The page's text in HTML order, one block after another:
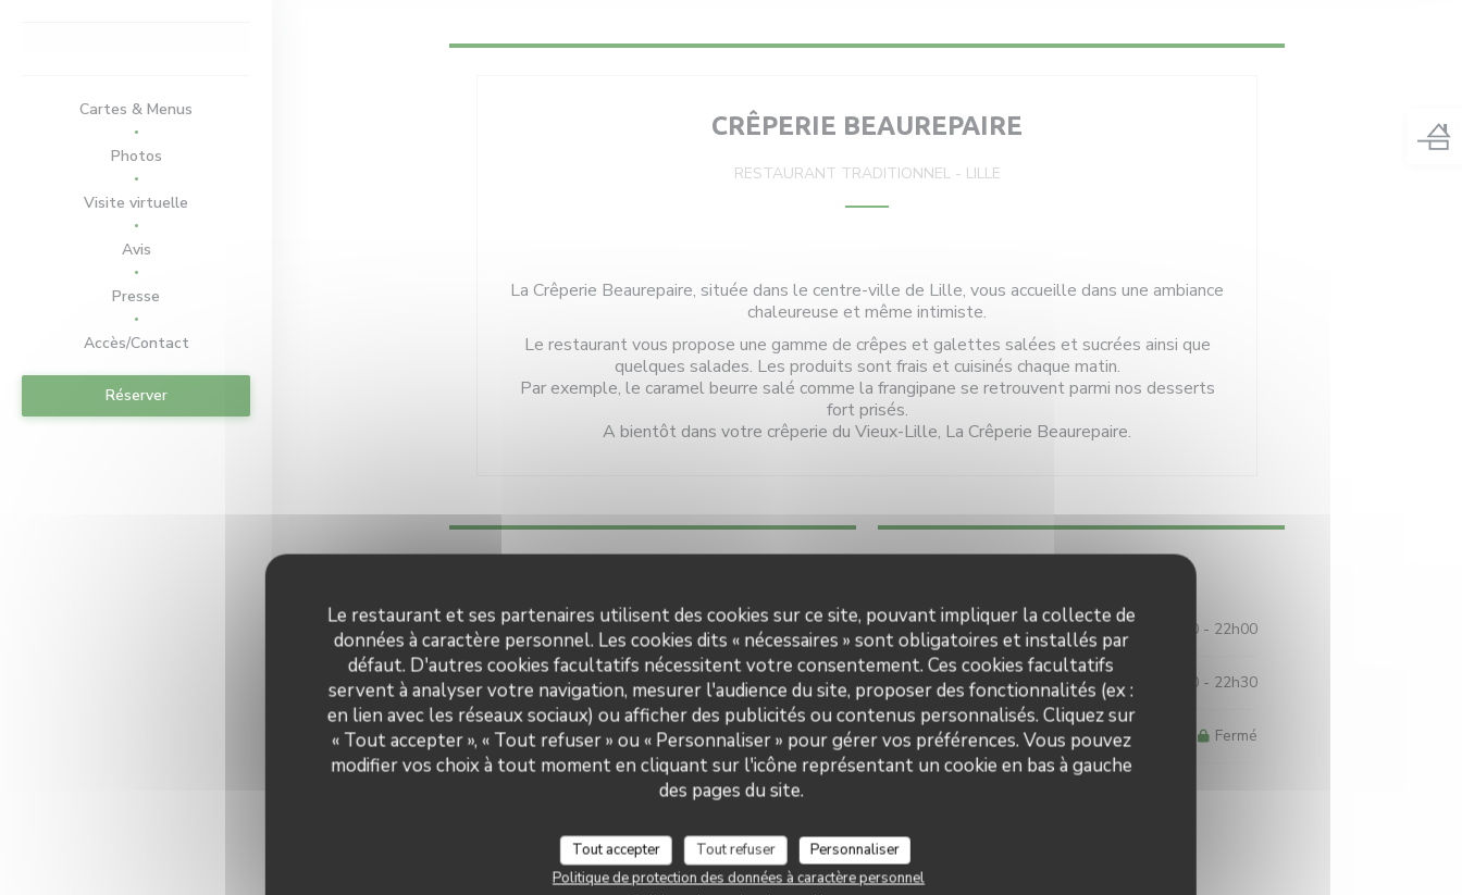
Le restaurant et ses partenaires utilisent des cookies sur ce site, pouvant impliquer la collecte de
données à caractère personnel. Les cookies dits « nécessaires » sont obligatoires et installés par
défaut. D'autres cookies facultatifs nécessitent votre consentement. Ces cookies facultatifs
servent à analyser votre navigation, mesurer l'audience du site, proposer des fonctionnalités (ex :
en lien avec les réseaux sociaux) ou afficher des publicités ou contenus personnalisés. Cliquez sur
« Tout accepter », « Tout refuser » ou « Personnaliser » pour gérer vos préférences. Vous pouvez
modifier vos choix à tout moment en cliquant sur l'icône représentant un cookie en bas à gauche
des pages du site.
Tout accepter Tout refuser
Personnaliser
Politique de protection des données à caractère personnel
Cartes & Menus
Photos
Visite virtuelle
Avis
Presse
Accès/Contact
Réserver
CRÊPERIE BEAUREPAIRE
RESTAURANT TRADITIONNEL - LILLE
La Crêperie Beaurepaire, située dans le centre-ville de Lille, vous accueille dans une ambiance
chaleureuse et même intimiste.
Le restaurant vous propose une gamme de crêpes et galettes salées et sucrées ainsi que
quelques salades. Les produits sont frais et cuisinés chaque matin.
Par exemple, le caramel beurre salé comme la frangipane se retrouvent parmi nos desserts
fort prisés.
A bientôt dans votre crêperie du Vieux-Lille, La Crêperie Beaurepaire.
Cuisine
Produits frais, Fait maison
Type de restaurant
Restaurant Traditionnel
Services
Terrasse
Sans Contact, Apple Pay, Eurocard/Mastercard,
Titres restaurant, Espèces, Visa, Chèques
Vacances, Carte Bleue
Lun-Ven 12h00 - 14h00 19h00 - 22h00
Samedi 12h00 - 14h30 19h00 - 22h30
Dimanche Fermé